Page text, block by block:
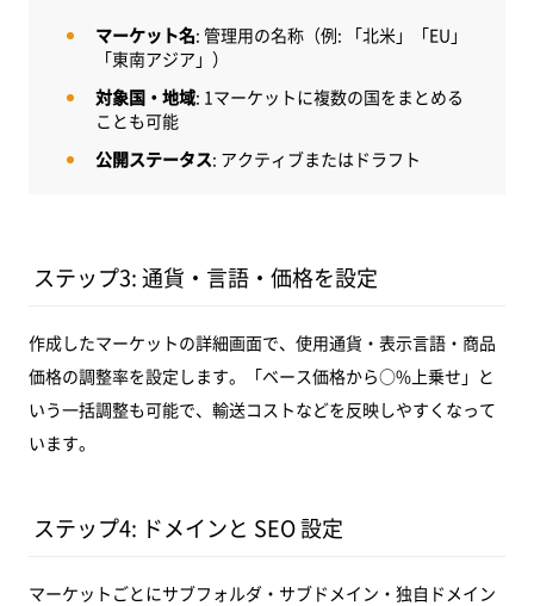
マーケット名: 管理用の名称（例: 「北米」「EU」
「東南アジア」）
対象国・地域: 1マーケットに複数の国をまとめる
ことも可能
公開ステータス: アクティブまたはドラフト
ステップ3: 通貨・言語・価格を設定
作成したマーケットの詳細画面で、使用通貨・表示言語・商品
価格の調整率を設定します。「ベース価格から○%上乗せ」と
いう一括調整も可能で、輸送コストなどを反映しやすくなって
います。
ステップ4: ドメインと SEO 設定
マーケットごとにサブフォルダ・サブドメイン・独自ドメイン